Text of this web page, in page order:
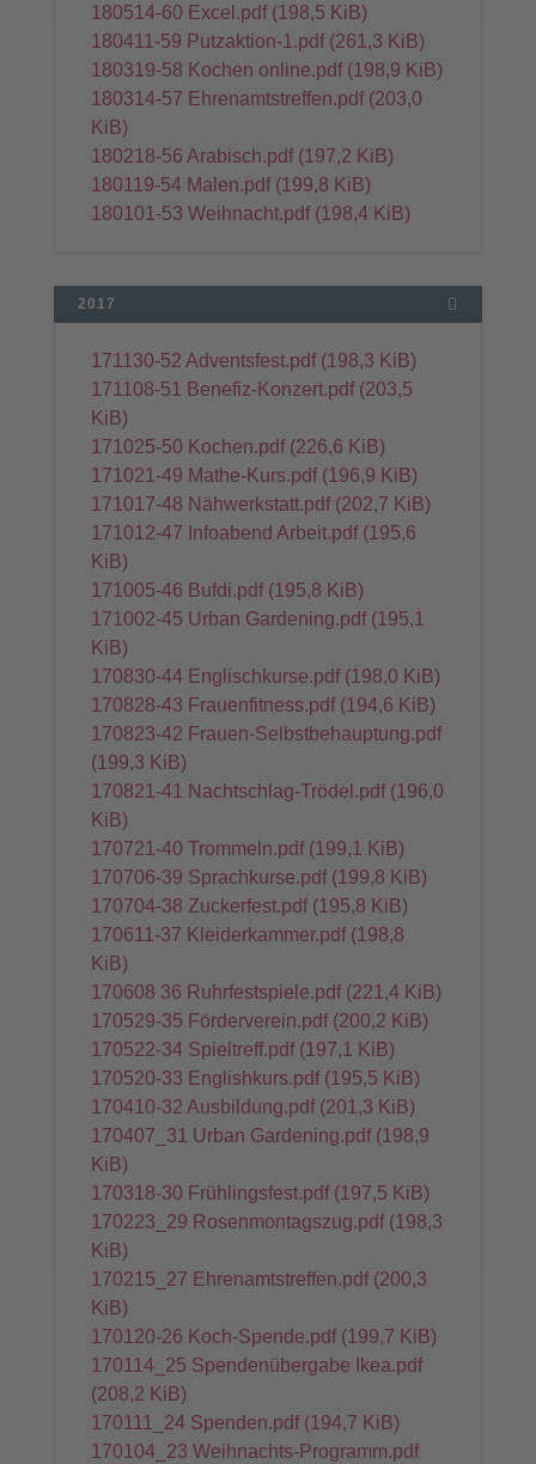
180514-60 Excel.pdf (198,5 KiB)
180411-59 Putzaktion-1.pdf (261,3 KiB)
180319-58 Kochen online.pdf (198,9 KiB)
180314-57 Ehrenamtstreffen.pdf (203,0
KiB)
180218-56 Arabisch.pdf (197,2 KiB)
180119-54 Malen.pdf (199,8 KiB)
180101-53 Weihnacht.pdf (198,4 KiB)
2017
171130-52 Adventsfest.pdf (198,3 KiB)
171108-51 Benefiz-Konzert.pdf (203,5
KiB)
171025-50 Kochen.pdf (226,6 KiB)
171021-49 Mathe-Kurs.pdf (196,9 KiB)
171017-48 Nähwerkstatt.pdf (202,7 KiB)
171012-47 Infoabend Arbeit.pdf (195,6
KiB)
171005-46 Bufdi.pdf (195,8 KiB)
171002-45 Urban Gardening.pdf (195,1
KiB)
170830-44 Englischkurse.pdf (198,0 KiB)
170828-43 Frauenfitness.pdf (194,6 KiB)
170823-42 Frauen-Selbstbehauptung.pdf
(199,3 KiB)
170821-41 Nachtschlag-Trödel.pdf (196,0
KiB)
170721-40 Trommeln.pdf (199,1 KiB)
170706-39 Sprachkurse.pdf (199,8 KiB)
170704-38 Zuckerfest.pdf (195,8 KiB)
170611-37 Kleiderkammer.pdf (198,8
KiB)
170608 36 Ruhrfestspiele.pdf (221,4 KiB)
170529-35 Förderverein.pdf (200,2 KiB)
170522-34 Spieltreff.pdf (197,1 KiB)
170520-33 Englishkurs.pdf (195,5 KiB)
170410-32 Ausbildung.pdf (201,3 KiB)
170407_31 Urban Gardening.pdf (198,9
KiB)
170318-30 Frühlingsfest.pdf (197,5 KiB)
170223_29 Rosenmontagszug.pdf (198,3
KiB)
170215_27 Ehrenamtstreffen.pdf (200,3
KiB)
170120-26 Koch-Spende.pdf (199,7 KiB)
170114_25 Spendenübergabe Ikea.pdf
(208,2 KiB)
170111_24 Spenden.pdf (194,7 KiB)
170104_23 Weihnachts-Programm.pdf